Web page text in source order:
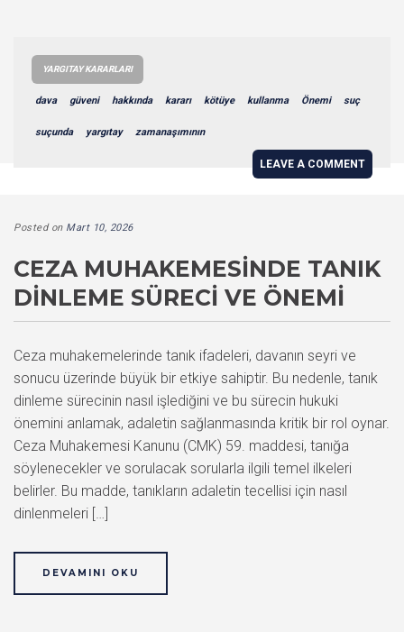
YARGITAY KARARLARI
dava güveni hakkında kararı kötüye kullanma Önemi suç
suçunda yargıtay zamanaşımının
LEAVE A COMMENT
Posted on Mart 10, 2026
CEZA MUHAKEMESINDE TANIK
DINLEME SÜRECI VE ÖNEMI
Ceza muhakemelerinde tanık ifadeleri, davanın seyri ve
sonucu üzerinde büyük bir etkiye sahiptir. Bu nedenle, tanık
dinleme sürecinin nasıl işlediğini ve bu sürecin hukuki
önemini anlamak, adaletin sağlanmasında kritik bir rol oynar.
Ceza Muhakemesi Kanunu (CMK) 59. maddesi, tanığa
söylenecekler ve sorulacak sorularla ilgili temel ilkeleri
belirler. Bu madde, tanıkların adaletin tecellisi için nasıl
dinlenmeleri […]
DEVAMINI OKU